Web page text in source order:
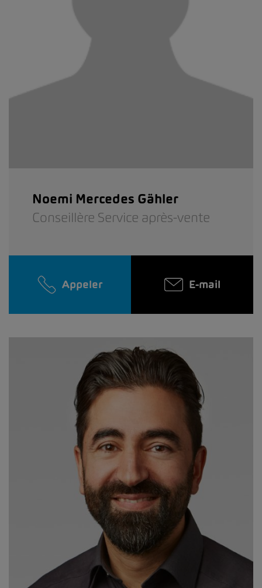
Noemi Mercedes Gähler
Conseillère Service après-vente
Appeler E-mail